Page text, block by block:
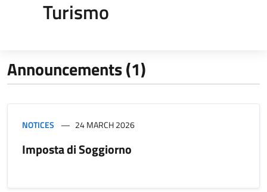
Turismo
Announcements (1)
NOTICES 24 MARCH 2026
Imposta di Soggiorno